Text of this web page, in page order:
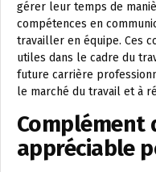
gérer leur temps de
compétences en
travailler en équipe. Ces
utiles dans le cadre du
future carrière
le marché du travail et à
Complément
appréciable